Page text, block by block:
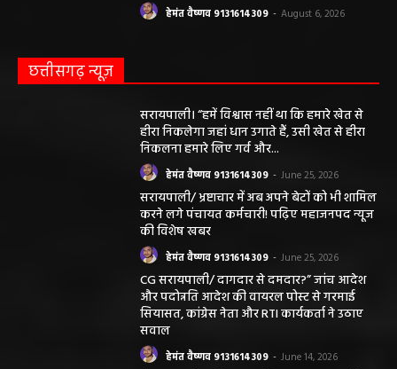
हेमंत वैष्णव 9131614309 - August 6, 2026
छत्तीसगढ़ न्यूज़
सरायपाली। “हमें विश्वास नहीं था कि हमारे खेत से
हीरा निकलेगा जहां धान उगाते हैं, उसी खेत से हीरा
निकलना हमारे लिए गर्व और...
हेमंत वैष्णव 9131614309 - June 25, 2026
सरायपाली/ भ्रष्टाचार में अब अपने बेटों को भी शामिल
करने लगे पंचायत कर्मचारी! पढ़िए महाजनपद न्यूज
की विशेष खबर
हेमंत वैष्णव 9131614309 - June 25, 2026
CG सरायपाली/ दागदार से दमदार?” जांच आदेश
और पदोन्नति आदेश की वायरल पोस्ट से गरमाई
सियासत, कांग्रेस नेता और RTI कार्यकर्ता ने उठाए
सवाल
हेमंत वैष्णव 9131614309 - June 14, 2026